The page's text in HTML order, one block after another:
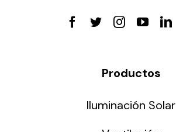
Productos
Iluminación Solar